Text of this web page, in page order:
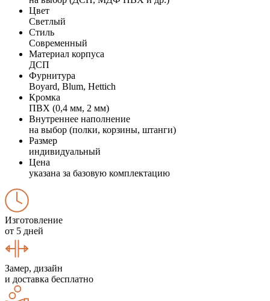
Цвет
Светлый
Стиль
Современный
Материал корпуса
ДСП
Фурнитура
Boyard, Blum, Hettich
Кромка
ПВХ (0,4 мм, 2 мм)
Внутреннее наполнение
на выбор (полки, корзины, штанги)
Размер
индивидуальный
Цена
указана за базовую комплектацию
Изготовление
от 5 дней
Замер, дизайн
и доставка бесплатно